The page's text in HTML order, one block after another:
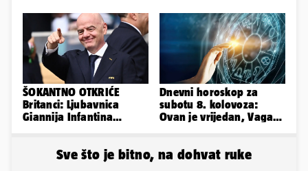
plićaka
ŠOKANTNO OTKRIĆE
Britanci: Ljubavnica
Giannija Infantina
Dnevni horoskop za
subotu 8. kolovoza:
Ovan je vrijedan, Vaga
Sve što je bitno, na dohvat ruke